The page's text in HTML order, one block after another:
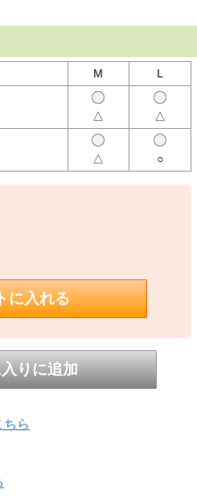
クプリントTシャツ
トドア」
リーズが始動！
ロマンや楽しさをCHUMSらしいあ
しました。
を引くTシャツ。全体的にゆったり
左胸にはキャッチコピーの
YOUR CHUMS（チャムスと一緒に
にはブービーバードが装着する宇宙
が隠れています。
感が特徴。繰り返し着用することで
す。
ター等の環境により実際の色味と
M L
△
△
△
○
ちら